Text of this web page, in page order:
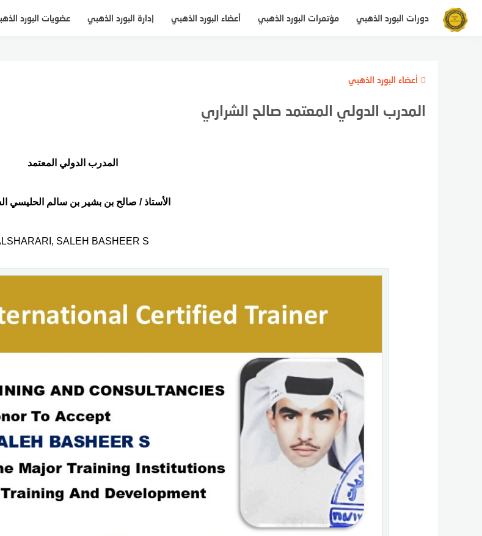
المحتوى
دورات البورد الذهبي مؤتمرات البورد الذهبي أعضاء البورد الذهبي إدارة البورد الذهبي عضويات البورد
أعضاء البورد الذهبي
المدرب الدولي المعتمد صالح الشراري
المدرب الدولي المعتمد
الأستاذ / صالح بن بشير بن سالم الحليسي
SALEH BASHEER S